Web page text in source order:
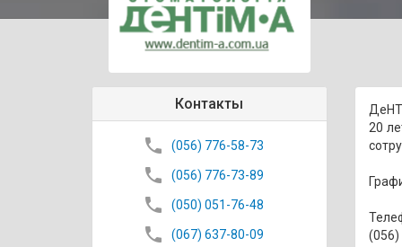
Контакты
phone (056) 776-58-73
phone (056) 776-73-89
phone (050) 051-76-48
phone (067) 637-80-09
20
(056)